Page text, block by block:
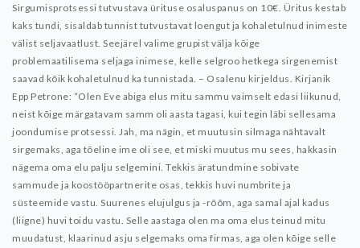
Sirgumisprotsessi tutvustava ürituse osaluspanus on 10€. Üritus kestab
kaks tundi, sisaldab tunnist tutvustavat loengut ja kohaletulnud inimeste
välist seljavaatlust. Seejärel valime grupist välja kõige
problemaatilisema seljaga inimese, kelle selgroo hetkega sirgenemist
saavad kõik kohaletulnud ka tunnistada. – Osalenu kirjeldus. Kirjanik
Epp Petrone: “Olen Eve abiga elus mitu sammu vaimselt edasi liikunud,
neist kõige märgatavam samm oli aasta tagasi, kui tegin läbi sellesama
joondumise protsessi. Jah, ma nägin, et muutusin silmaga nähtavalt
sirgemaks, aga tõeline ime oli see, et miski muutus mu sees, hakkasin
nägema oma elu palju selgemini. Tekkis äratundmine sobivate
sammude ja koostööpartnerite osas, tekkis huvi numbrite ja
süsteemide vastu. Suurenes elujulgus ja -rõõm, aga samal ajal kadus
(liigne) huvi toidu vastu. Selle aastaga olen ma oma elus teinud mitu
muudatust, klaarinud asju selgemaks oma firmas, aga olen kõige selle